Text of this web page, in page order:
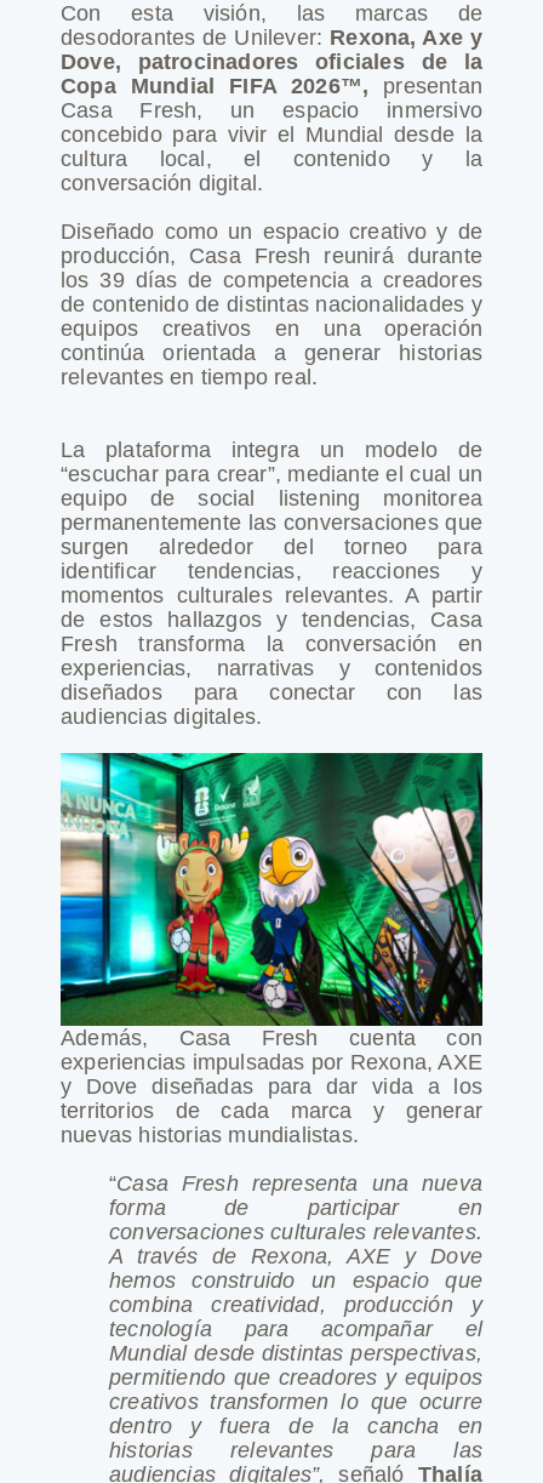
Con esta visión, las marcas de
desodorantes de Unilever: Rexona, Axe y
Dove, patrocinadores oficiales de la
Copa Mundial FIFA 2026™, presentan
Casa Fresh, un espacio inmersivo
concebido para vivir el Mundial desde la
cultura local, el contenido y la
conversación digital.
Diseñado como un espacio creativo y de
producción, Casa Fresh reunirá durante
los 39 días de competencia a creadores
de contenido de distintas nacionalidades y
equipos creativos en una operación
continúa orientada a generar historias
relevantes en tiempo real.
La plataforma integra un modelo de
“escuchar para crear”, mediante el cual un
equipo de social listening monitorea
permanentemente las conversaciones que
surgen alrededor del torneo para
identificar tendencias, reacciones y
momentos culturales relevantes. A partir
de estos hallazgos y tendencias, Casa
Fresh transforma la conversación en
experiencias, narrativas y contenidos
diseñados para conectar con las
audiencias digitales.
Además, Casa Fresh cuenta con
experiencias impulsadas por Rexona, AXE
y Dove diseñadas para dar vida a los
territorios de cada marca y generar
nuevas historias mundialistas.
“Casa Fresh representa una nueva
forma de participar en
conversaciones culturales relevantes.
A través de Rexona, AXE y Dove
hemos construido un espacio que
combina creatividad, producción y
tecnología para acompañar el
Mundial desde distintas perspectivas,
permitiendo que creadores y equipos
creativos transformen lo que ocurre
dentro y fuera de la cancha en
historias relevantes para las
audiencias digitales”,señaló Thalía